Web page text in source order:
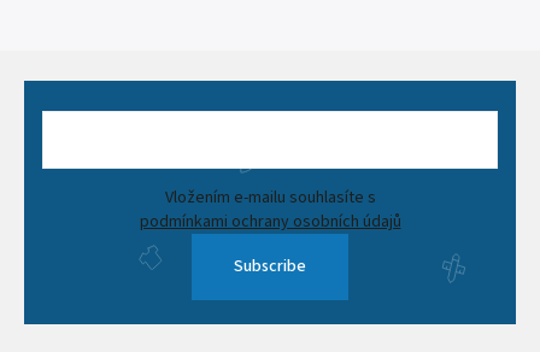
podmínkami ochrany osobních údajů
Subscribe